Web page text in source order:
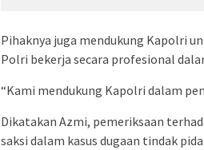
Pihaknya juga mendukung Kapolri
Polri bekerja secara profesional
“Kami mendukung Kapolri dalam
Dikatakan Azmi, pemeriksaan
saksi dalam kasus dugaan tindak